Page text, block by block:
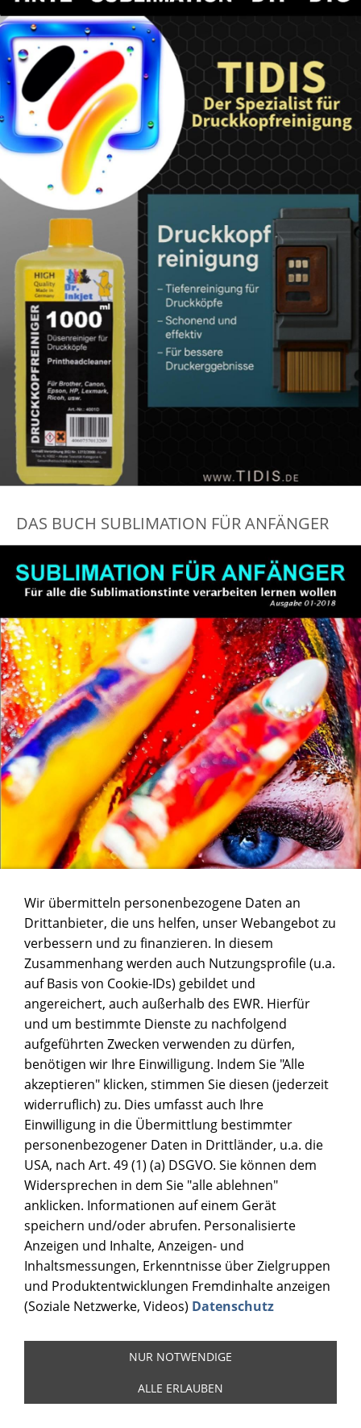
DAS BUCH SUBLIMATION FÜR ANFÄNGER
PRESSZEITENKATALOG FÜR
SUBLIAMTIONSARTIKEL
Wir übermitteln personenbezogene Daten an
Drittanbieter, die uns helfen, unser Webangebot zu
verbessern und zu finanzieren. In diesem
Zusammenhang werden auch Nutzungsprofile (u.a.
auf Basis von Cookie-IDs) gebildet und
angereichert, auch außerhalb des EWR. Hierfür
und um bestimmte Dienste zu nachfolgend
aufgeführten Zwecken verwenden zu dürfen,
benötigen wir Ihre Einwilligung. Indem Sie "Alle
akzeptieren" klicken, stimmen Sie diesen (jederzeit
widerruflich) zu. Dies umfasst auch Ihre
Einwilligung in die Übermittlung bestimmter
personenbezogener Daten in Drittländer, u.a. die
USA, nach Art. 49 (1) (a) DSGVO. Sie können dem
Widersprechen in dem Sie "alle ablehnen"
anklicken. Informationen auf einem Gerät
speichern und/oder abrufen. Personalisierte
Anzeigen und Inhalte, Anzeigen- und
Inhaltsmessungen, Erkenntnisse über Zielgruppen
und Produktentwicklungen Fremdinhalte anzeigen
(Soziale Netzwerke, Videos) Datenschutz
NUR NOTWENDIGE
ALLE ERLAUBEN